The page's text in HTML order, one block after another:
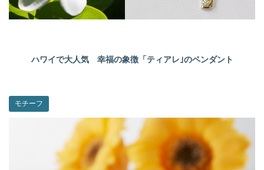
ハワイで大人気 幸福の象徴「ティアレ｣のペンダント
モチーフ